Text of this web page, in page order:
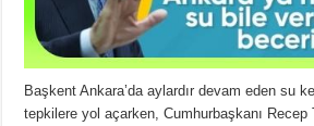
Başkent Ankara’da aylardır devam eden su
tepkilere yol açarken, Cumhurbaşkanı Recep